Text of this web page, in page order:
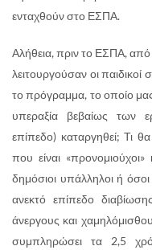
ενταχθούν στο ΕΣΠΑ.
Αλήθεια, πριν το ΕΣΠΑ, από
λειτουργούσαν οι
το πρόγραμμα, το οποίο
υπεραξία βεβαίως των
επίπεδο) καταργηθεί; Τι
που είναι
δημόσιοι υπάλληλοι ή
ανεκτό επίπεδο
άνεργους και
συμπληρώσει τα 2,5